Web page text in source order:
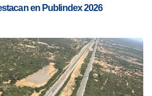
en Publindex 2026